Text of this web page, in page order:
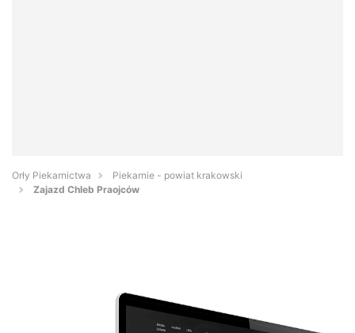
Orły Piekarnictwa
Piekarnie - powiat krakowski
Zajazd Chleb Praojców